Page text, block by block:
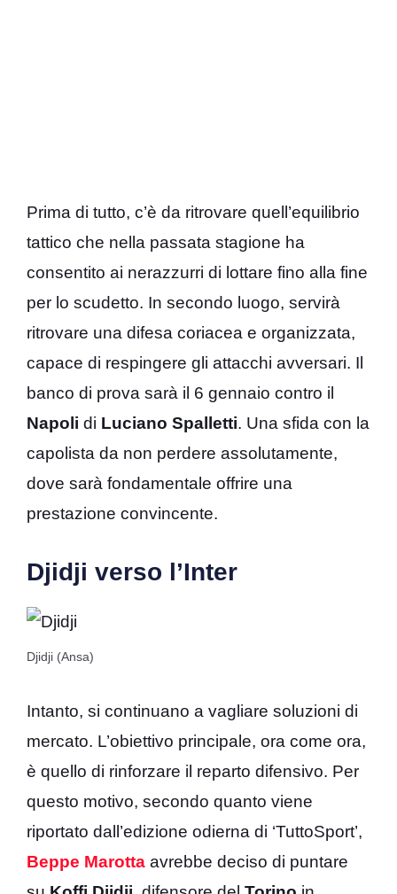
Prima di tutto, c’è da ritrovare quell’equilibrio
tattico che nella passata stagione ha
consentito ai nerazzurri di lottare fino alla fine
per lo scudetto. In secondo luogo, servirà
ritrovare una difesa coriacea e organizzata,
capace di respingere gli attacchi avversari. Il
banco di prova sarà il 6 gennaio contro il
Napoli di Luciano Spalletti. Una sfida con la
capolista da non perdere assolutamente,
dove sarà fondamentale offrire una
prestazione convincente.
Djidji verso l’Inter
Djidji (Ansa)
Intanto, si continuano a vagliare soluzioni di
mercato. L’obiettivo principale, ora come ora,
è quello di rinforzare il reparto difensivo. Per
questo motivo, secondo quanto viene
riportato dall’edizione odierna di ‘TuttoSport’,
Beppe Marotta avrebbe deciso di puntare